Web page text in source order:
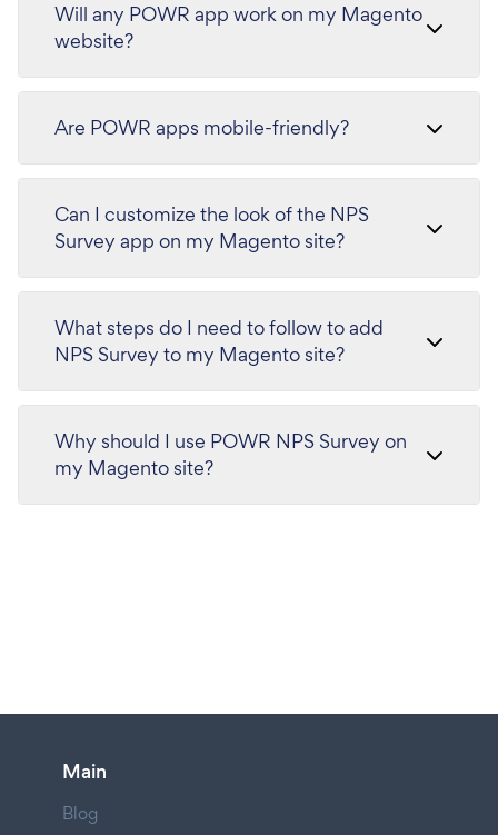
Will any POWR app work on my Magento
website?
Are POWR apps mobile-friendly?
Can I customize the look of the NPS
Survey app on my Magento site?
What steps do I need to follow to add
NPS Survey to my Magento site?
Why should I use POWR NPS Survey on
my Magento site?
Main
Blog